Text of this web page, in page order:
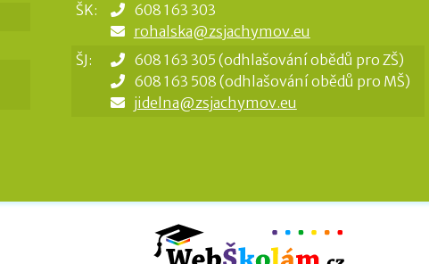
ŠK:
608 163 303
rohalska@zsjachymov.eu
ŠJ:
608 163 305 (odhlašování obědů pro ZŠ)
608 163 508 (odhlašování obědů pro MŠ)
jidelna@zsjachymov.eu